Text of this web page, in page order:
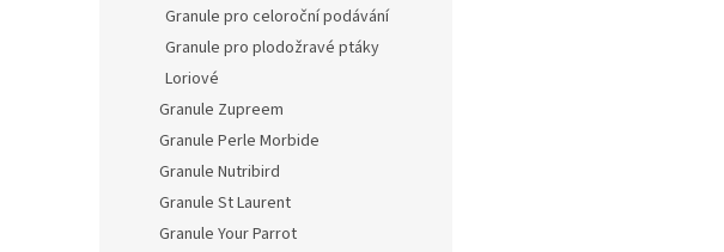
Granule pro celoroční podávání
Granule pro plodožravé ptáky
Loriové
Granule Zupreem
Granule Perle Morbide
Granule Nutribird
Granule St Laurent
Granule Your Parrot